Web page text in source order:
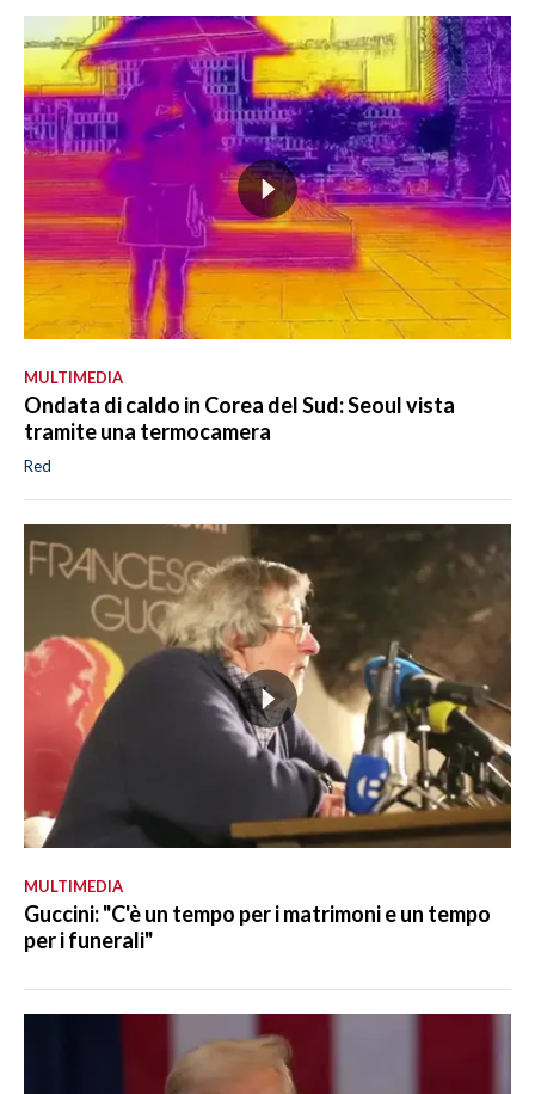
MULTIMEDIA
Ondata di caldo in Corea del Sud: Seoul vista
tramite una termocamera
Red
MULTIMEDIA
Guccini: "C'è un tempo per i matrimoni e un tempo
per i funerali"